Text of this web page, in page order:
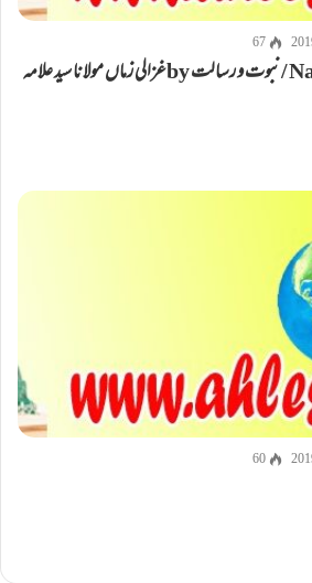
67
Nabuwwat O Risalat / نبوت و رسالت byغزالی زماں مولانا سید علامہ
60